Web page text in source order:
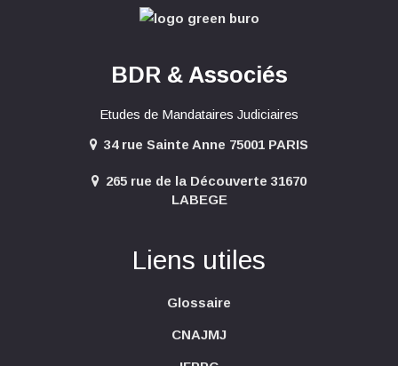
BDR & Associés
Etudes de Mandataires Judiciaires
34 rue Sainte Anne 75001 PARIS
265 rue de la Découverte 31670
LABEGE
Liens utiles
Glossaire
CNAJMJ